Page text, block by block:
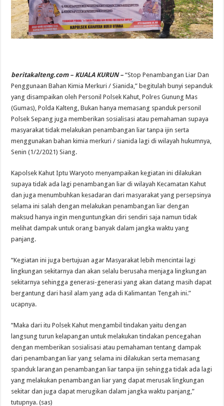
beritakalteng.com – KUALA KURUN – “Stop Penambangan Liar Dan
Penggunaan Bahan Kimia Merkuri / Sianida,” begitulah bunyi sepanduk
yang disampaikan oleh Personil Polsek Kahut, Polres Gunung Mas
(Gumas), Polda Kalteng, Bukan hanya memasang spanduk personil
Polsek Sepang juga memberikan sosialisasi atau pemahaman supaya
masyarakat tidak melakukan penambangan liar tanpa ijin serta
menggunakan bahan kimia merkuri / sianida lagi di wilayah hukumnya,
Senin (1/2/2021) Siang.
Kapolsek Kahut Iptu Waryoto menyampaikan kegiatan ini dilakukan
supaya tidak ada lagi penambangan liar di wilayah Kecamatan Kahut
dan juga menumbuhkan kesadaran dari masyarakat yang persepsinya
selama ini salah dengan melakukan penambangan liar dengan
maksud hanya ingin menguntungkan diri sendiri saja namun tidak
melihat dampak untuk orang banyak dalam jangka waktu yang
panjang.
“Kegiatan ini juga bertujuan agar Masyarakat lebih mencintai lagi
lingkungan sekitarnya dan akan selalu berusaha menjaga lingkungan
sekitarnya sehingga generasi-generasi yang akan datang masih dapat
bergantung dari hasil alam yang ada di Kalimantan Tengah ini.”
ucapnya.
“Maka dari itu Polsek Kahut mengambil tindakan yaitu dengan
langsung turun kelapangan untuk melakukan tindakan pencegahan
dengan memberikan sosialisasi atau pemahaman tentang dampak
dari penambangan liar yang selama ini dilakukan serta memasang
spanduk larangan penambangan liar tanpa ijin sehingga tidak ada lagi
yang melakukan penambangan liar yang dapat merusak lingkungan
sekitar dan juga dapat merugikan dalam jangka waktu panjang,”
tutupnya. (sas)